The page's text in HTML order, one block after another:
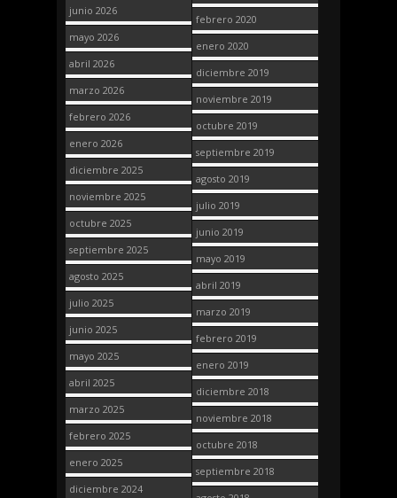
junio 2026
mayo 2026
abril 2026
marzo 2026
febrero 2026
enero 2026
diciembre 2025
noviembre 2025
octubre 2025
septiembre 2025
agosto 2025
julio 2025
junio 2025
mayo 2025
abril 2025
marzo 2025
febrero 2025
enero 2025
diciembre 2024
febrero 2020
enero 2020
diciembre 2019
noviembre 2019
octubre 2019
septiembre 2019
agosto 2019
julio 2019
junio 2019
mayo 2019
abril 2019
marzo 2019
febrero 2019
enero 2019
diciembre 2018
noviembre 2018
octubre 2018
septiembre 2018